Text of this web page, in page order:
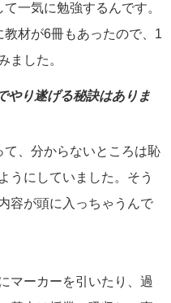
一気に勉強するんです。
材が6冊もあったので、1
ました。
やり遂げる秘訣はありま
、分からないところは恥
うにしていました。そう
容が頭に入っちゃうんで
マーカーを引いたり、過